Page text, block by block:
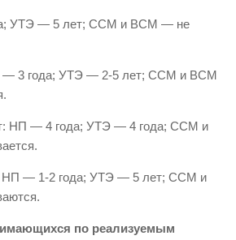
УТЭ — 5 лет; ССМ и ВСМ — не
— 3 года; УТЭ — 2-5 лет; ССМ и ВСМ
НП — 4 года; УТЭ — 4 года; ССМ и
НП — 1-2 года; УТЭ — 5 лет; ССМ и
по реализуемым